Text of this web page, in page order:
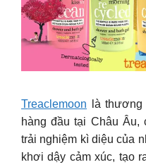
Treaclemoon là thương
hàng đầu tại Châu Âu,
trải nghiệm kì diệu của
khơi dậy cảm xúc, tạo